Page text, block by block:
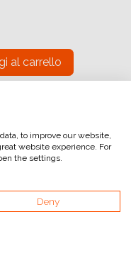
al carrello
superficie liscia e
to improve our website,
website experience. For
the settings.
Deny